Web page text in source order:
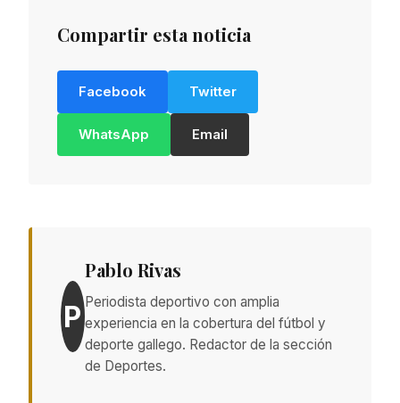
Compartir esta noticia
Facebook Twitter
WhatsApp Email
P
Pablo Rivas
Periodista deportivo con amplia
experiencia en la cobertura del fútbol y
deporte gallego. Redactor de la sección
de Deportes.